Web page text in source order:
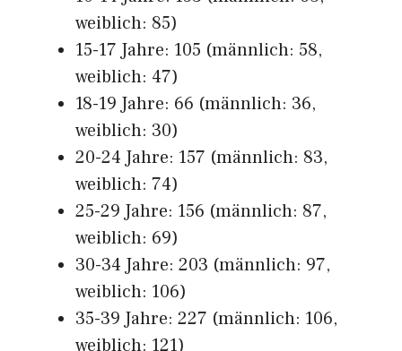
weiblich: 85)
15-17 Jahre: 105 (männlich: 58,
weiblich: 47)
18-19 Jahre: 66 (männlich: 36,
weiblich: 30)
20-24 Jahre: 157 (männlich: 83,
weiblich: 74)
25-29 Jahre: 156 (männlich: 87,
weiblich: 69)
30-34 Jahre: 203 (männlich: 97,
weiblich: 106)
35-39 Jahre: 227 (männlich: 106,
weiblich: 121)